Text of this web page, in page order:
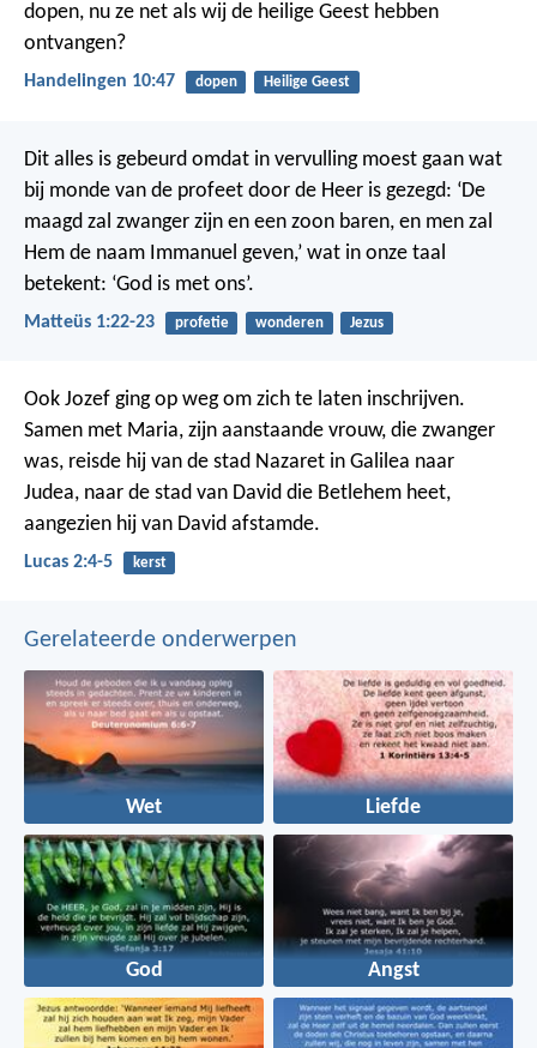
dopen, nu ze net als wij de heilige Geest hebben
ontvangen?
Handelingen 10:47 dopen Heilige Geest
Dit alles is gebeurd omdat in vervulling moest gaan wat
bij monde van de profeet door de Heer is gezegd: ‘De
maagd zal zwanger zijn en een zoon baren, en men zal
Hem de naam Immanuel geven,’ wat in onze taal
betekent: ‘God is met ons’.
Matteüs 1:22-23 profetie wonderen Jezus
Ook Jozef ging op weg om zich te laten inschrijven.
Samen met Maria, zijn aanstaande vrouw, die zwanger
was, reisde hij van de stad Nazaret in Galilea naar
Judea, naar de stad van David die Betlehem heet,
aangezien hij van David afstamde.
Lucas 2:4-5 kerst
Gerelateerde onderwerpen
Wet Liefde
God Angst